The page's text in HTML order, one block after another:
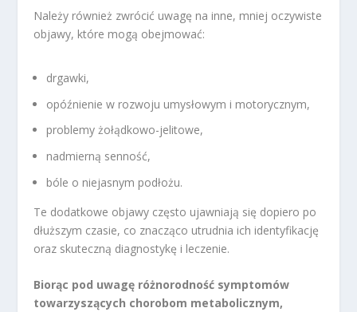
Należy również zwrócić uwagę na inne, mniej oczywiste
objawy, które mogą obejmować:
drgawki,
opóźnienie w rozwoju umysłowym i motorycznym,
problemy żołądkowo-jelitowe,
nadmierną senność,
bóle o niejasnym podłożu.
Te dodatkowe objawy często ujawniają się dopiero po
dłuższym czasie, co znacząco utrudnia ich identyfikację
oraz skuteczną diagnostykę i leczenie.
Biorąc pod uwagę różnorodność symptomów
towarzyszących chorobom metabolicznym,